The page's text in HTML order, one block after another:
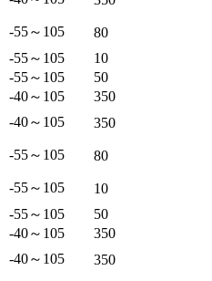
-55～105
80
-55～105
10
-55～105
50
-40～105
350
-40～105 350
-55～105 80
-55～105
10
-55～105
50
-40～105
350
-40～105 350